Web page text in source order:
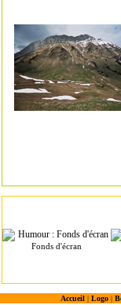
Fonds d'écran
Accueil| Logo|